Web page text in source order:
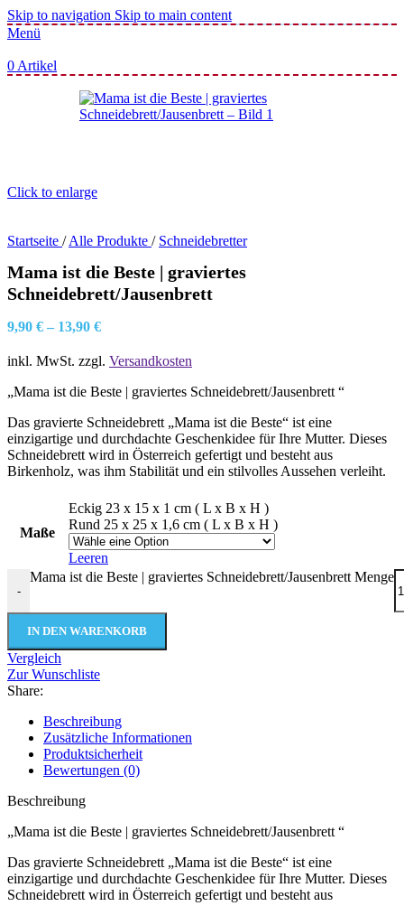
Skip to navigation Skip to main content
Menü
0 Artikel
Click to enlarge
Startseite / Alle Produkte / Schneidebretter
Mama ist die Beste | graviertes
Schneidebrett/Jausenbrett
9,90 € – 13,90 €
inkl. MwSt. zzgl. Versandkosten
„Mama ist die Beste | graviertes Schneidebrett/Jausenbrett “
Das gravierte Schneidebrett „Mama ist die Beste“ ist eine
einzigartige und durchdachte Geschenkidee für Ihre Mutter. Dieses
Schneidebrett wird in Österreich gefertigt und besteht aus
Birkenholz, was ihm Stabilität und ein stilvolles Aussehen verleiht.
Maße
Eckig 23 x 15 x 1 cm ( L x B x H )
Rund 25 x 25 x 1,6 cm ( L x B x H )
Leeren
-
Mama ist die Beste | graviertes Schneidebrett/Jausenbrett Menge
IN DEN WARENKORB
Vergleich
Zur Wunschliste
Share:
Beschreibung
Zusätzliche Informationen
Produktsicherheit
Bewertungen (0)
Beschreibung
„Mama ist die Beste | graviertes Schneidebrett/Jausenbrett “
Das gravierte Schneidebrett „Mama ist die Beste“ ist eine
einzigartige und durchdachte Geschenkidee für Ihre Mutter. Dieses
Schneidebrett wird in Österreich gefertigt und besteht aus